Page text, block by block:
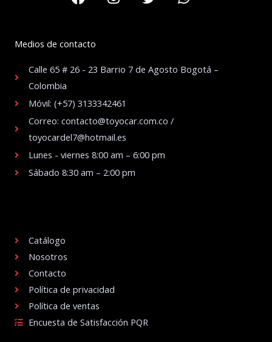
Medios de contacto
Calle 65 # 26 - 23 Barrio 7 de Agosto Bogotá –
Colombia
Móvil: (+57) 3133342461
Correo: contacto@toyocar.com.co /
toyocardel7@hotmail.es
Lunes - viernes 8:00 am – 6:00 pm
Sábado 8:30 am – 2:00 pm
Catálogo
Nosotros
Contacto
Política de privacidad
Política de ventas
Encuesta de Satisfacción PQR